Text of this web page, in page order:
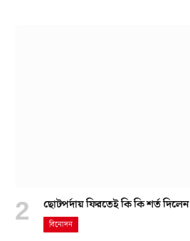
ছোটপর্দায় ফিরতেই কি কি শর্ত
বিনোদন